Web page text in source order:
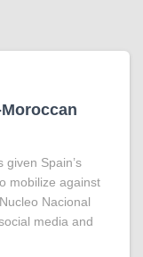
Spain’s
mobilize against
Nacional
media and